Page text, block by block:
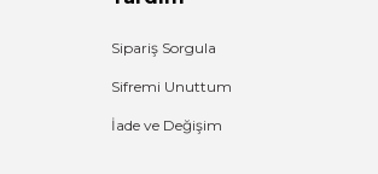
Sipariş Sorgula
Sifremi Unuttum
İade ve Değişim